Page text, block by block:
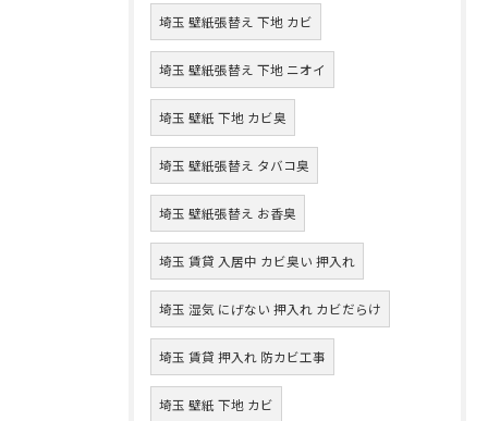
埼玉 壁紙張替え 下地 カビ
埼玉 壁紙張替え 下地 ニオイ
埼玉 壁紙 下地 カビ臭
埼玉 壁紙張替え タバコ臭
埼玉 壁紙張替え お香臭
埼玉 賃貸 入居中 カビ臭い 押入れ
埼玉 湿気 にげない 押入れ カビだらけ
埼玉 賃貸 押入れ 防カビ工事
埼玉 壁紙 下地 カビ